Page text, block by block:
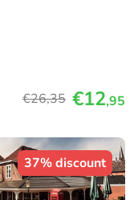
€26,35 €12,95
37% discount